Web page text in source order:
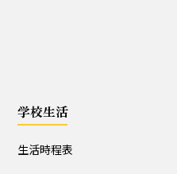
学校生活
生活時程表